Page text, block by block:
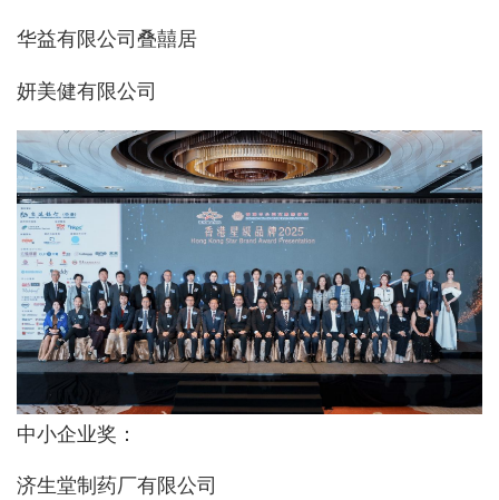
华益有限公司叠囍居
妍美健有限公司
中小企业奖：
济生堂制药厂有限公司